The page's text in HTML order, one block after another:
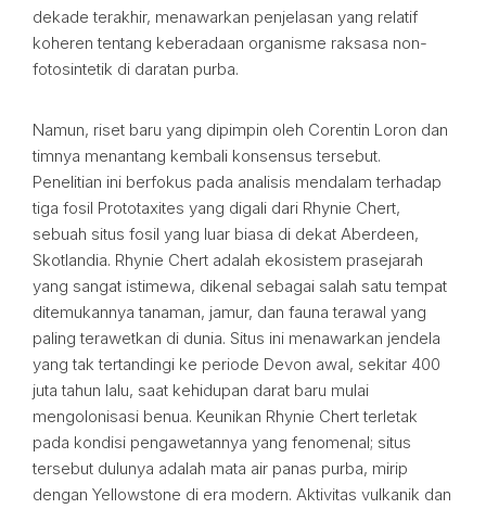
dekade terakhir, menawarkan penjelasan yang relatif
koheren tentang keberadaan organisme raksasa non-
fotosintetik di daratan purba.
Namun, riset baru yang dipimpin oleh Corentin Loron dan
timnya menantang kembali konsensus tersebut.
Penelitian ini berfokus pada analisis mendalam terhadap
tiga fosil Prototaxites yang digali dari Rhynie Chert,
sebuah situs fosil yang luar biasa di dekat Aberdeen,
Skotlandia. Rhynie Chert adalah ekosistem prasejarah
yang sangat istimewa, dikenal sebagai salah satu tempat
ditemukannya tanaman, jamur, dan fauna terawal yang
paling terawetkan di dunia. Situs ini menawarkan jendela
yang tak tertandingi ke periode Devon awal, sekitar 400
juta tahun lalu, saat kehidupan darat baru mulai
mengolonisasi benua. Keunikan Rhynie Chert terletak
pada kondisi pengawetannya yang fenomenal; situs
tersebut dulunya adalah mata air panas purba, mirip
dengan Yellowstone di era modern. Aktivitas vulkanik dan